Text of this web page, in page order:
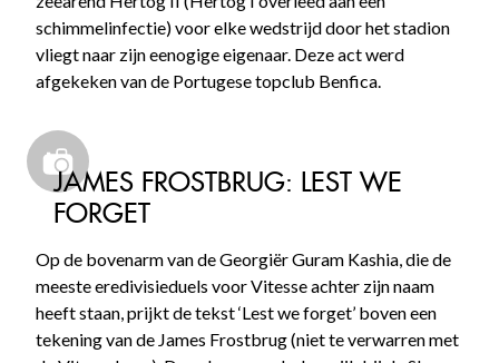
schimmelinfectie) voor elke wedstrijd door het stadion
vliegt naar zijn eenogige eigenaar. Deze act werd
afgekeken van de Portugese topclub Benfica.
JAMES FROSTBRUG: LEST WE
FORGET
Op de bovenarm van de Georgiër Guram Kashia, die de
meeste eredivisieduels voor Vitesse achter zijn naam
heeft staan, prijkt de tekst ‘Lest we forget’ boven een
tekening van de James Frostbrug (niet te verwarren met